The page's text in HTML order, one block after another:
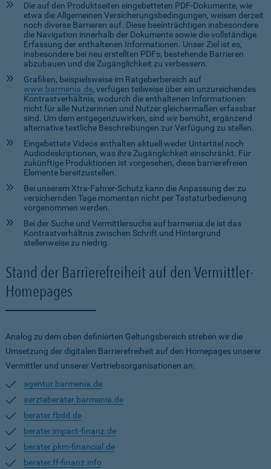
Die auf den Produktseiten eingebetteten PDF-Dokumente, wie
etwa die Allgemeinen Versicherungsbedingungen, weisen derzeit
noch diverse Barrieren auf. Diese beeinträchtigen insbesondere
die Navigation innerhalb der Dokumente sowie die vollständige
Erfassung der enthaltenen Informationen. Unser Ziel ist es,
insbesondere bei neu erstellten PDFs, bestehende Barrieren
abzubauen und die Zugänglichkeit zu verbessern.
Grafiken, beispielsweise im Ratgeberbereich auf
www.barmenia.de, verfügen teilweise über ein unzureichendes
Kontrastverhältnis, wodurch die enthaltenen Informationen
nicht für alle Nutzerinnen und Nutzer gleichermaßen erfassbar
sind. Um dem entgegenzuwirken, sind wir bemüht, ergänzend
alternative textliche Beschreibungen zur Verfügung zu stellen.
Eingebettete Videos enthalten aktuell weder Untertitel noch
Audiodeskriptionen, was ihre Zugänglichkeit einschränkt. Für
zukünftige Produktionen ist vorgesehen, diese barrierefreien
Elemente bereitzustellen.
Bei unserem Xtra-Fahrer-Schutz kann die Anpassung der zu
versichernden Tage momentan nicht per Tastaturbedienung
vorgenommen werden.
Bei der Suche und Vermittlersuche auf barmenia.de ist das
Kontrastverhältnis zwischen Schrift und Hintergrund
stellenweise zu niedrig.
Stand der Barrierefreiheit auf den Vermittler-
Homepages
Analog zu dem oben definierten Geltungsbereich streben wir die
Umsetzung der digitalen Barrierefreiheit auf den Homepages unserer
Vermittler und unserer Vertriebsorganisationen an:
agentur.barmenia.de
aerzteberater.barmenia.de
berater.fbdd.de
berater.impact-finanz.de
berater.pkm-financial.de
berater.ff-finanz.info